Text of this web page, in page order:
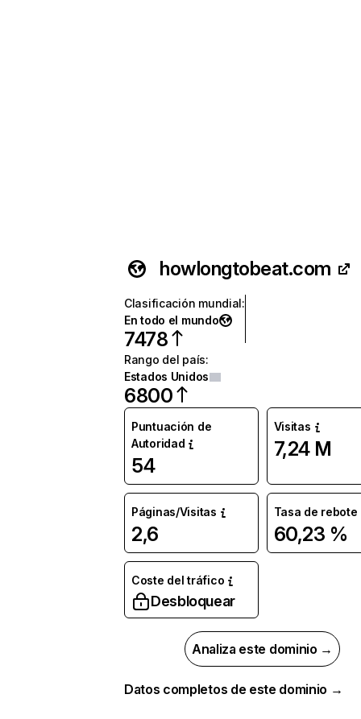
howlongtobeat.com
Clasificación mundial:
En todo el mundo
7478
Rango del país:
Estados Unidos
6800
Puntuación de
Autoridad
54
Visitas
7,24 M
Páginas/Visitas
2,6
Tasa de rebote
60,23 %
Coste del tráfico
Desbloquear
Analiza este dominio →
Datos completos de este dominio →